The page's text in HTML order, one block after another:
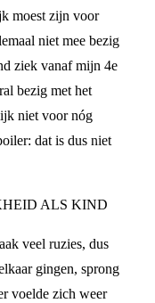
moest zijn voor
niet mee bezig
ziek vanaf mijn 4e
bezig met het
niet voor nóg
dat is dus niet
ALS KIND
veel ruzies, dus
gingen, sprong
voelde zich weer